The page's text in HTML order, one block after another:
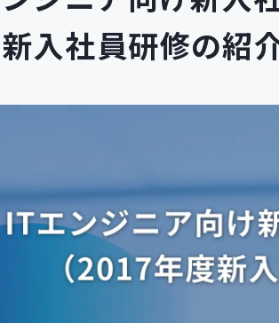
入社員研修の紹介